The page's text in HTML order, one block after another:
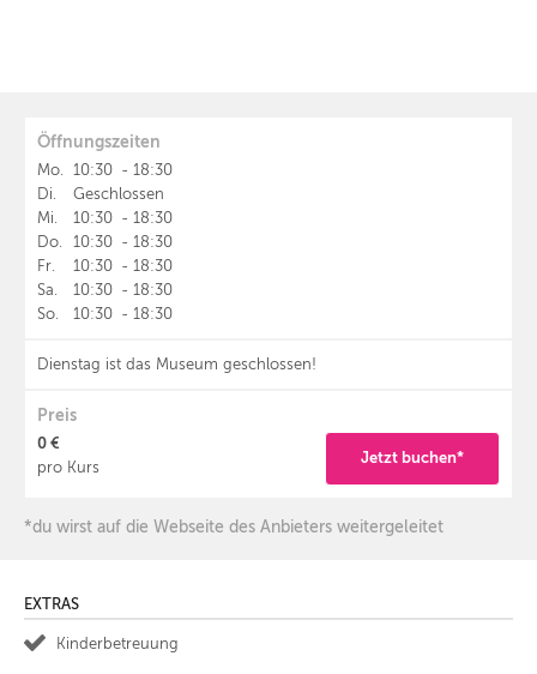
Öffnungszeiten
Mo. 10:30 - 18:30
Di.
Geschlossen
Mi.
10:30 - 18:30
Do.
10:30 - 18:30
Fr.
10:30 - 18:30
Sa.
10:30 - 18:30
So.
10:30 - 18:30
Dienstag ist das Museum geschlossen!
Preis
0 €
pro Kurs
Jetzt buchen*
*du wirst auf die Webseite des Anbieters weitergeleitet
EXTRAS
Kinderbetreuung